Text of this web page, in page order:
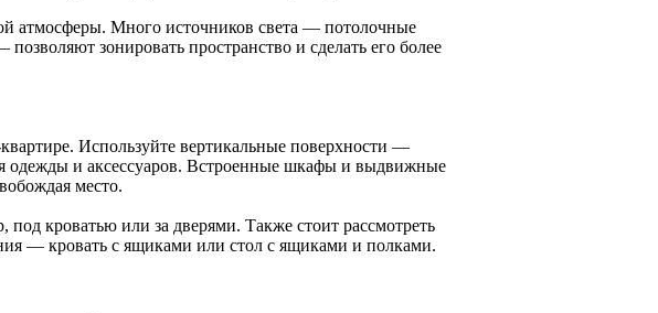
атмосферы. Много источников света — потолочные
зонировать пространство и сделать его более
Используйте вертикальные поверхности —
одежды и аксессуаров. Встроенные шкафы и выдвижные
место.
кроватью или за дверями. Также стоит рассмотреть
— кровать с ящиками или стол с ящиками и полками.